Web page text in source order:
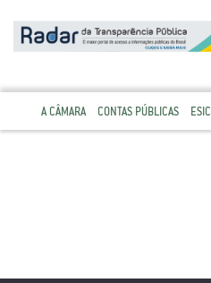
A CÂMARA CONTAS PÚBLICAS ESIC